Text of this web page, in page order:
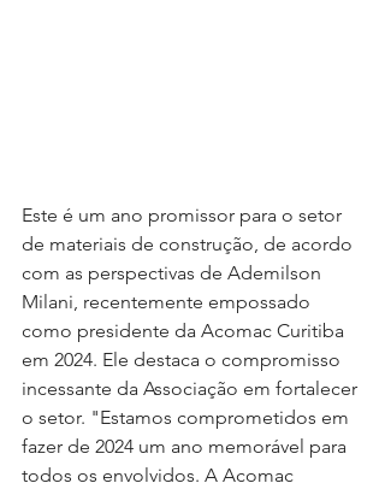
Este é um ano promissor para o setor
de materiais de construção, de acordo
com as perspectivas de Ademilson
Milani, recentemente empossado
como presidente da Acomac Curitiba
em 2024. Ele destaca o compromisso
incessante da Associação em fortalecer
o setor. "Estamos comprometidos em
fazer de 2024 um ano memorável para
todos os envolvidos. A Acomac